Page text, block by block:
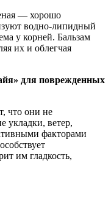
— хорошо
водно-липидный
у корней. Бальзам
их и облегчая
для поврежденных
что они не
укладки, ветер,
факторами
им гладкость,